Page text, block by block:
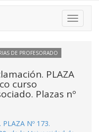
Toggle
DE PROFESORADO
PLAZA
curso
Plazas nº
Nº 173.